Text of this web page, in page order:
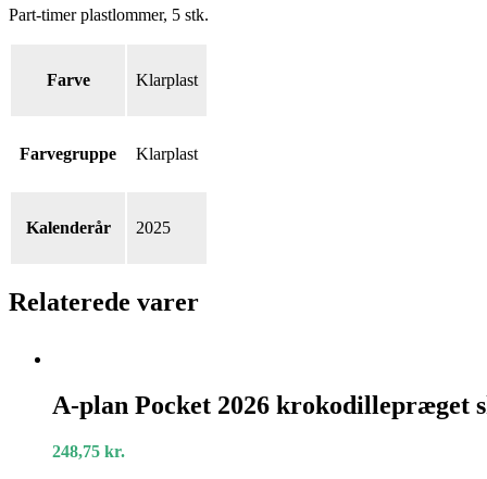
Part-timer plastlommer, 5 stk.
Farve Klarplast
Farvegruppe Klarplast
Kalenderår 2025
Relaterede varer
plan
Pocket
krokodillepræget
A-plan Pocket 2026 krokodillepræget
248,75 kr.